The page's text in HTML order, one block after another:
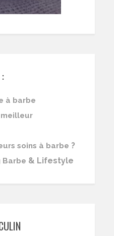
:
à barbe
meilleur
soins à barbe ?
Barbe & Lifestyle